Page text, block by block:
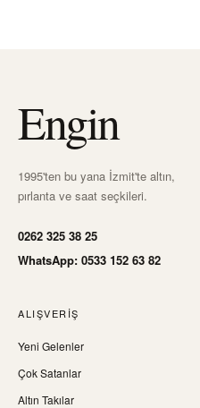
Engin
1995'ten bu yana İzmit'te altın,
pırlanta ve saat seçkileri.
0262 325 38 25
WhatsApp: 0533 152 63 82
ALIŞVERIŞ
Yeni Gelenler
Çok Satanlar
Altın Takılar